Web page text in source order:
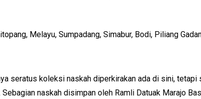
Melayu, Sumpadang, Simabur, Bodi, Piliang
seratus koleksi naskah diperkirakan ada di sini, tetapi
naskah disimpan oleh Ramli Datuak Marajo